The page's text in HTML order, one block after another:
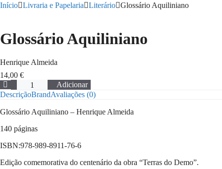
Início Livraria e Papelaria Literário Glossário Aquiliniano
Glossário Aquiliniano
Henrique Almeida
14,00 €
Quantidade
de
Glossário
Aquiliniano
Adicionar
DescriçãoBrandAvaliações (0)
Glossário Aquiliniano – Henrique Almeida
140 páginas
ISBN:978-989-8911-76-6
Edição comemorativa do centenário da obra “Terras do Demo”.